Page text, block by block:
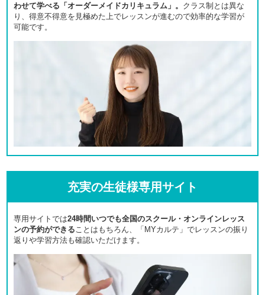
わせて学べる「オーダーメイドカリキュラム」。 クラス制とは異な
り、得意不得意を見極めた上でレッスンが進むので効率的な学習が
可能です。
充実の生徒様専用サイト
専用サイトでは24時間いつでも全国のスクール・オンラインレッス
ンの予約ができることはもちろん、「MYカルテ」でレッスンの振り
返りや学習方法も確認いただけます。